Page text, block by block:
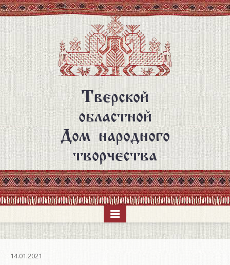
Перейти
к
основному
содержанию
Тверской
областной
Дом народного
творчества
14.01.2021